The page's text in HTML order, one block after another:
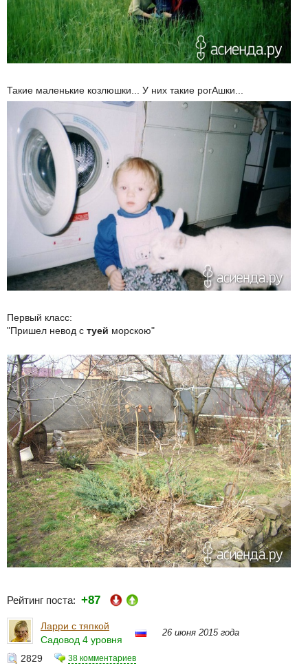
Такие маленькие козлюшки... У них такие рогАшки...
Первый класс:
"Пришел невод с туей морскою"
Рейтинг поста: +87
Ларри с тяпкой
Садовод 4 уровня
26 июня 2015 года
2829 38 комментариев